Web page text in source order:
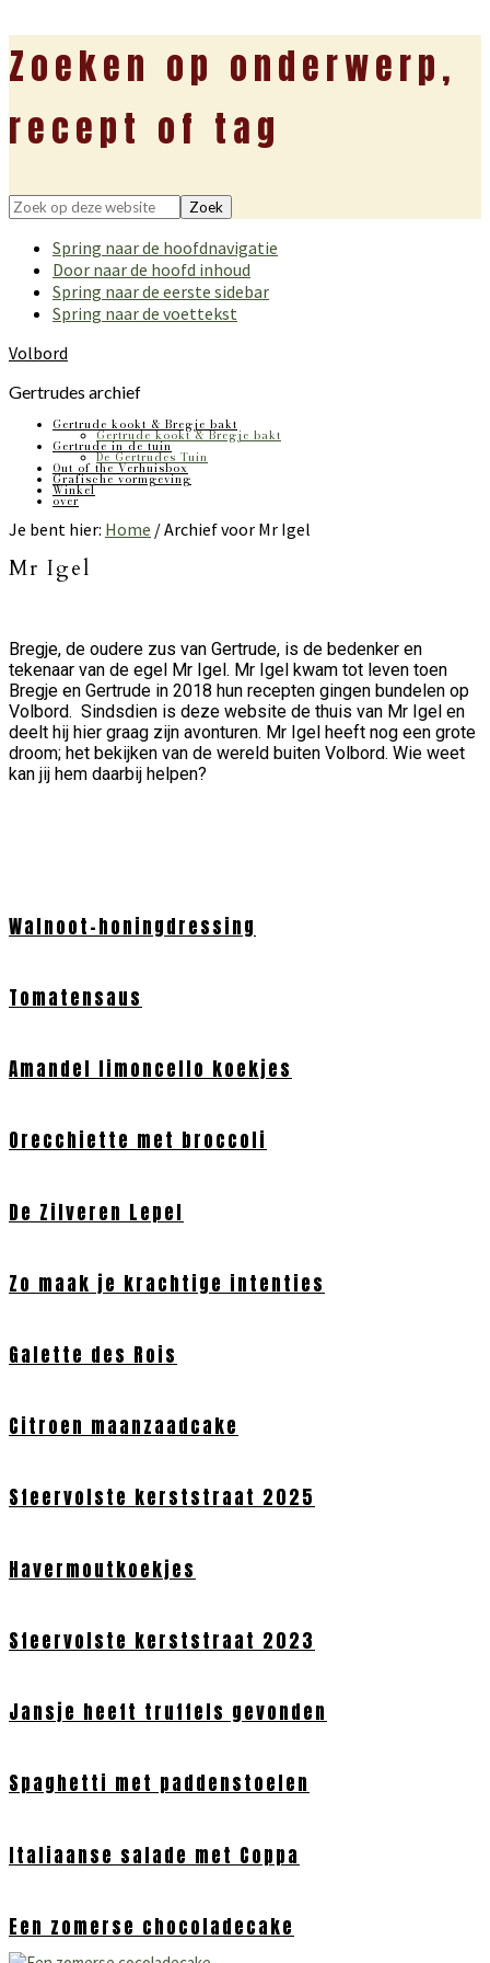
Zoeken op onderwerp,
recept of tag
Zoek
deze
website
Spring naar de hoofdnavigatie
Door naar de hoofd inhoud
Spring naar de eerste sidebar
Spring naar de voettekst
Volbord
Gertrudes archief
Gertrude kookt & Bregje bakt
Gertrude kookt & Bregje bakt
Gertrude in de tuin
De Gertrudes Tuin
Out of the Verhuisbox
Grafische vormgeving
Winkel
over
Je bent hier: Home /Archief voor Mr Igel
Mr Igel
Bregje, de oudere zus van Gertrude, is de bedenker en
tekenaar van de egel Mr Igel. Mr Igel kwam tot leven toen
Bregje en Gertrude in 2018 hun recepten gingen bundelen op
Volbord. Sindsdien is deze website de thuis van Mr Igel en
deelt hij hier graag zijn avonturen. Mr Igel heeft nog een grote
droom; het bekijken van de wereld buiten Volbord. Wie weet
kan jij hem daarbij helpen?
Walnoot-honingdressing
Tomatensaus
Amandel limoncello koekjes
Orecchiette met broccoli
De Zilveren Lepel
Zo maak je krachtige intenties
Galette des Rois
Citroen maanzaadcake
Sfeervolste kerststraat 2025
Havermoutkoekjes
Sfeervolste kerststraat 2023
Jansje heeft truffels gevonden
Spaghetti met paddenstoelen
Italiaanse salade met Coppa
Een zomerse chocoladecake